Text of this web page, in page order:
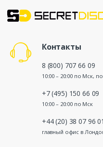
Контакты
8 (800) 707 66 09
10:00 – 20:00 по Мск,
+7 (495) 150 66 09
10:00 – 20:00 по Мск
+44 (20) 38 07 96 01
главный офис в